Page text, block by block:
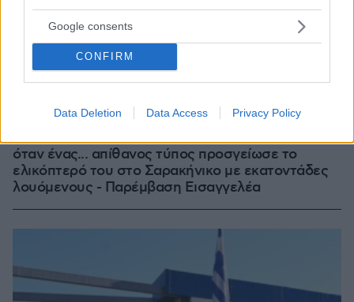
Google consents
CONFIRM
Data Deletion Data Access Privacy Policy
100.00%
Η Πολιτική Αεροπορία διαπίστωσε κενό στον νόμο
όταν ένας... απίθανος τύπος προσγείωσε το
ελικόπτερό του στο Σαρακήνικο με εκατοντάδες
λουόμενους - Παρέμβαση Εισαγγελέα
09.08.2026, 14:15